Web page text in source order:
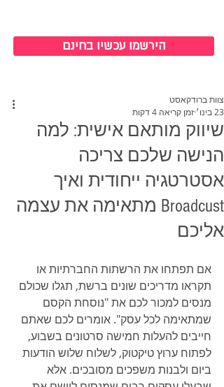
הירשמו עכשיו בחינם
שיווק מותאם אישית: למה
הנישה שלכם צריכה
אסטרטגיה ייחודית ואיך
Broadcust מתאימה את עצמה
אליכם
צוות ברודקאסט
23 בינו׳
זמן קריאה 4 דקות
אם תפתחו את הרשתות החברתיות או
תקראו מדריכים שונים ברשת, תגלו שכולם
מנסים למכור לכם את "נוסחת הקסם
שמתאימה לכל עסק". אומרים לכם שאתם
חייבים להעלות חמישה סרטונים בשבוע,
לפתוח ערוץ טיקטוק, לשלוח שלוש הודעות
ביום ולבנות משפכים מסובכים. אלא